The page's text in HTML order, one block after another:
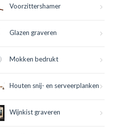
Voorzittershamer
Glazen graveren
Mokken bedrukt
Houten snij- en serveerplanken
Wijnkist graveren